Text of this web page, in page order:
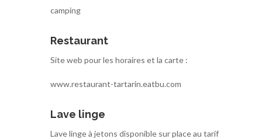
camping
Restaurant
Site web pour les horaires et la carte :
www.restaurant-tartarin.eatbu.com
Lave linge
Lave linge à jetons disponible sur place au tarif